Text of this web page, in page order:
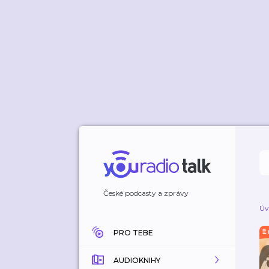
České podcasty a zprávy
PRO TEBE
AUDIOKNIHY